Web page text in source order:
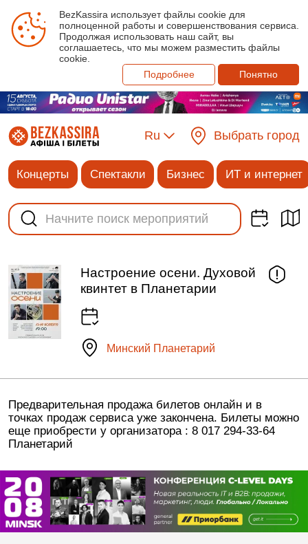
BezKassira использует файлы cookie для
полноценной работы и совершенствования сервиса.
Продолжая использовать наш сайт, вы
соглашаетесь, что мы можем разместить файлы
cookie.
Подробнее
Понятно
Ru Выбрать город
Концерты Спектакли Бизнес ИТ и интернет
Настроение осени. Духовой
квинтет в Планетарии
Минский Планетарий
Предварительная продажа билетов онлайн и в
точках продаж сервиса уже закончена. Билеты можно
еще приобрести у организатора : 8 017 294-33-64
Планетарий